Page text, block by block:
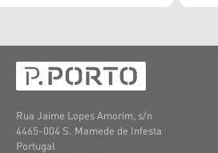
Rua Jaime Lopes Amorim, s/n
4465-004 S. Mamede de Infesta
Portugal